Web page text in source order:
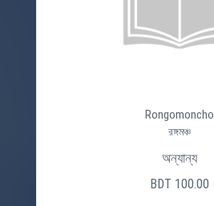
Rongomoncho
রঙ্গমঞ্চ
অন্যান্য
BDT 100.00